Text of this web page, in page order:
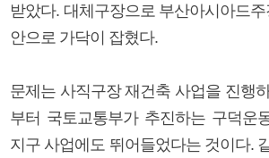
받았다. 대체구장으로 부산아시아드
안으로 가닥이 잡혔다.
문제는 사직구장 재건축 사업을 진행
부터 국토교통부가 추진하는 구덕운
지구 사업에도 뛰어들었다는 것이다.